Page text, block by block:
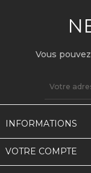
Vous
INFORMATIONS
VOTRE COMPTE